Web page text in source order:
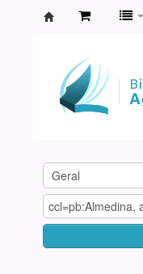
Agamenon
Magalhães